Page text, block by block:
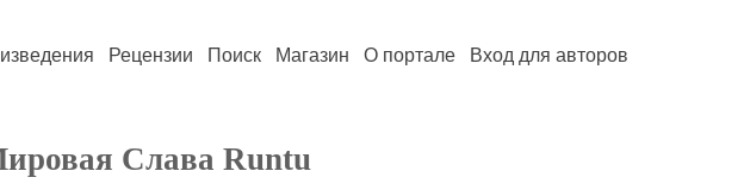
Рецензии Поиск Магазин О портале Вход для авторов
Слава Runtu